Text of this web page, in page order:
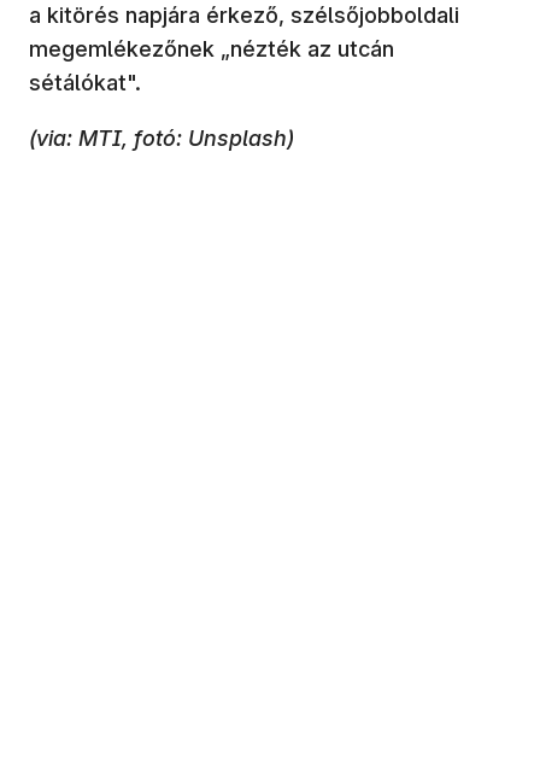
a kitörés napjára érkező, szélsőjobboldali
megemlékezőnek „nézték az utcán
sétálókat".
(via: MTI, fotó: Unsplash)